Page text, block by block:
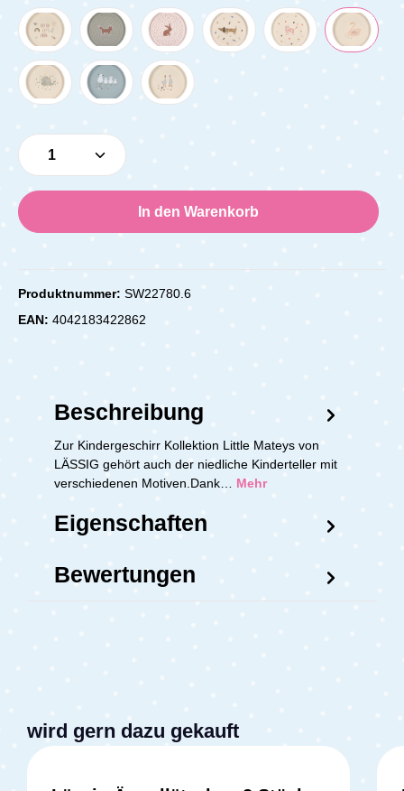
Produkt Anzahl: Gib den gewünschten
In den Warenkorb
Produktnummer: SW22780.6
EAN: 4042183422862
Beschreibung
Zur Kindergeschirr Kollektion Little Mateys von
LÄSSIG gehört auch der niedliche Kinderteller mit
verschiedenen Motiven.Dank… Mehr
Eigenschaften
Bewertungen
wird gern dazu gekauft